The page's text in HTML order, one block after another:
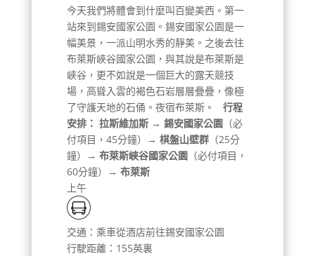
今天我們將體會到什麼叫百變美西。第一
站來到錫安國家公園。錫安國家公園是一
幅美景，一派山明水秀的靜美。之後去往
布萊斯峽谷國家公園，與其說是布萊斯是
峽谷，更不如說是一個巨大的露天競技
場，高聳入雲的褐色石岩層層疊疊，像極
了守護天地的石俑。夜宿布萊斯。 行程
安排： 拉斯維加斯 → 錫安國家公園（必
付項目，45分鐘）→ 棋盤山壁群（25分
鐘）→ 布萊斯峽谷國家公園（必付項目，
60分鐘）→ 布萊斯
上午
交通：乘車從酒店前往錫安國家公園
行駛距離：155英裏